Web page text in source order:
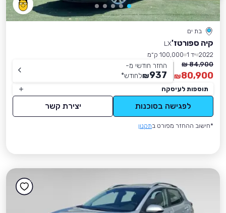
בת ים
קיה ספורטז'LX
2022 יד 1
100,000 ק״מ
84,900 ₪
80,900
₪
החזר חודשי מ-
937
₪לחודש*
תוספות לעיסקה
לפגישה בסוכנות יצירת קשר
*חישוב ההחזר מפורט בתקנון